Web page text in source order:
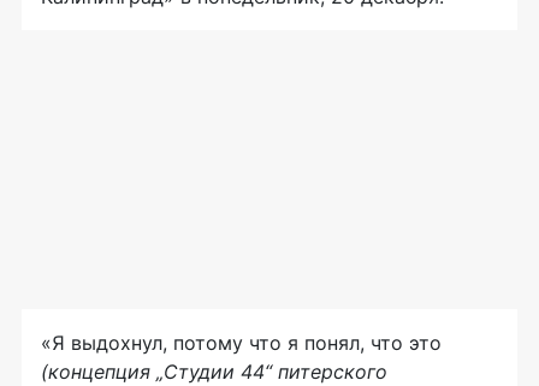
«Я выдохнул, потому что я понял, что это
(концепция „Студии 44“ питерского